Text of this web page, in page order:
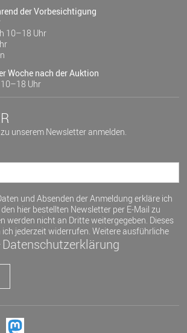
der Vorbesichtigung
10–18 Uhr
Woche nach der Auktion
Uhr
unserem Newsletter anmelden.
und Absenden der Anmeldung erkläre ich
hier bestellten Newsletter per E-Mail zu
werden nicht an Dritte weitergegeben. Dieses
jederzeit widerrufen. Weitere ausführliche
Datenschutzerklärung